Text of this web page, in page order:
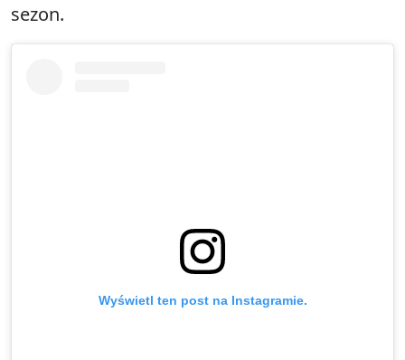
sezon.
Wyświetl ten post na Instagramie.